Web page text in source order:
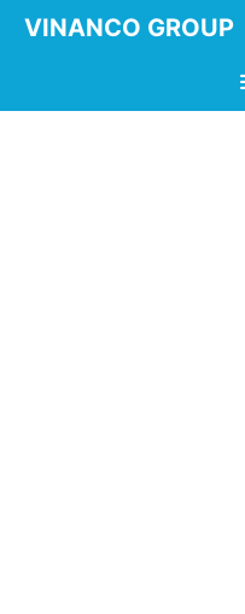
Chuyển
dung
VINANCO GROUP